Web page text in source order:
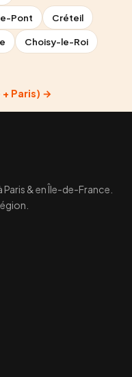
Pont Créteil
Choisy-le-Roi
Paris) →
& en Île-de-France.